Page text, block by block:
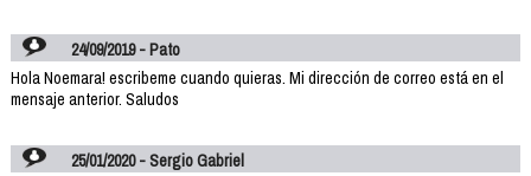
24/09/2019 - Pato
Hola Noemara! escribeme cuando quieras. Mi dirección de correo está en el
mensaje anterior. Saludos
25/01/2020 - Sergio Gabriel